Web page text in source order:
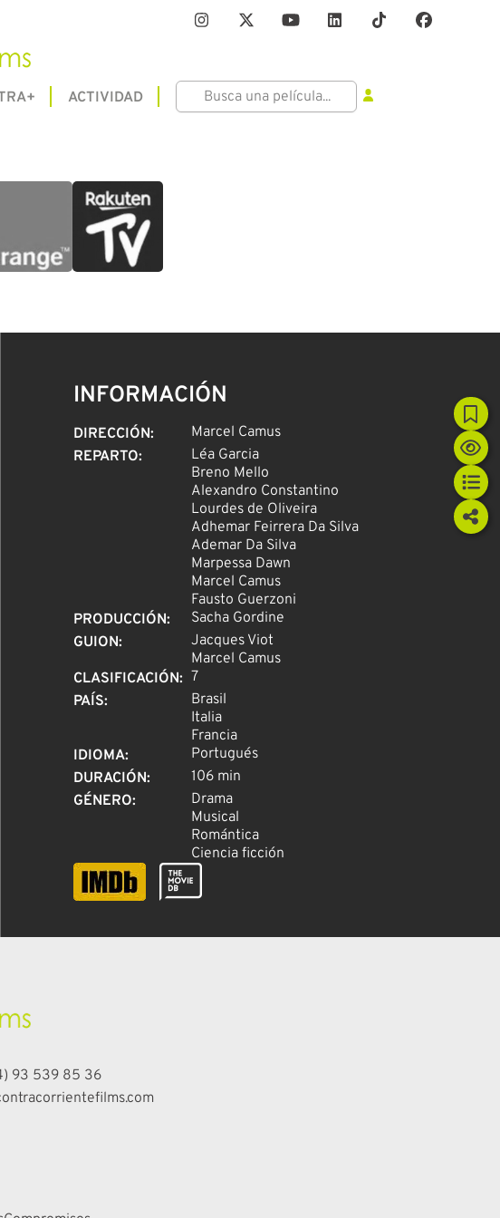
ACTIVIDAD
INFORMACIÓN
DIRECCIÓN:
Marcel Camus
REPARTO:
Léa Garcia
Breno Mello
Alexandro Constantino
Lourdes de Oliveira
Adhemar Feirrera Da Silva
Ademar Da Silva
Marpessa Dawn
Marcel Camus
Fausto Guerzoni
PRODUCCIÓN:
Sacha Gordine
GUION:
Jacques Viot
Marcel Camus
CLASIFICACIÓN: 7
PAÍS:
Brasil
Italia
Francia
IDIOMA:
Portugués
DURACIÓN:
106 min
GÉNERO:
Drama
Musical
Romántica
Ciencia ficción
93 539 85 36